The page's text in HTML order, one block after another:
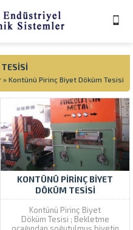
» Kontünü Pirinç Biyet Döküm Tesisi
KONTÜNÜ PIRINÇ BIYET
DÖKÜM TESISI
Kontünü Pirinç Biyet
Döküm Tesisi ; Bekletme